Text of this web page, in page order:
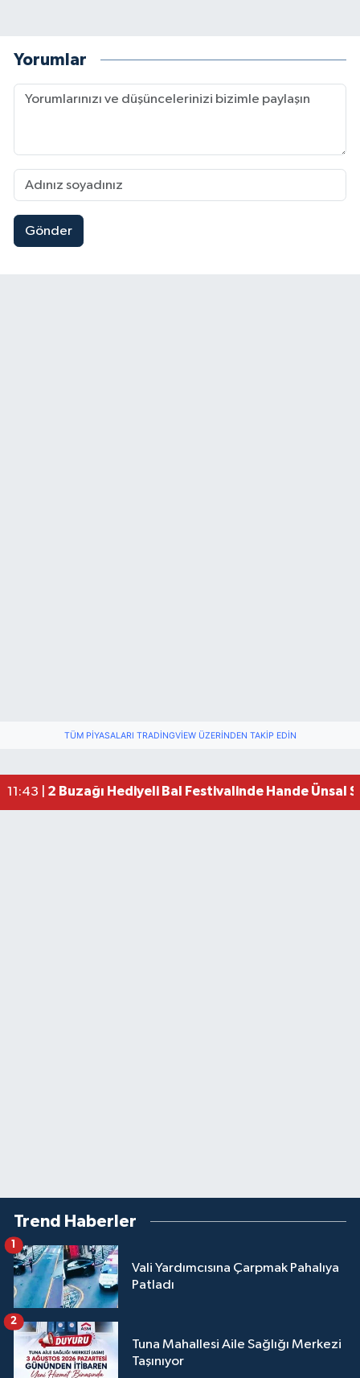
Yorumlar
Gönder
TÜM PIYASALARI TRADINGVIEW ÜZERINDEN TAKIP EDIN
11:43 | 2 Buzağı Hediyeli Bal Festivalinde Hande Ünsal
Trend Haberler
Vali Yardımcısına Çarpmak Pahalıya
Patladı
1
Tuna Mahallesi Aile Sağlığı Merkezi
Taşınıyor
2